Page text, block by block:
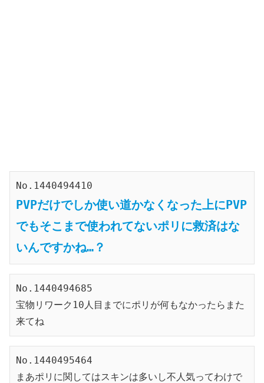
No.1440494410
PVPだけでしか使い道かなくなった上にPVP
でもそこまで使われてないポリに救済はな
いんですかね…？
No.1440494685
宝物リワーク10人目までにポリが何もなかったらまた
来てね
No.1440495464
まあポリに関してはスキンは多いし不人気ってわけで